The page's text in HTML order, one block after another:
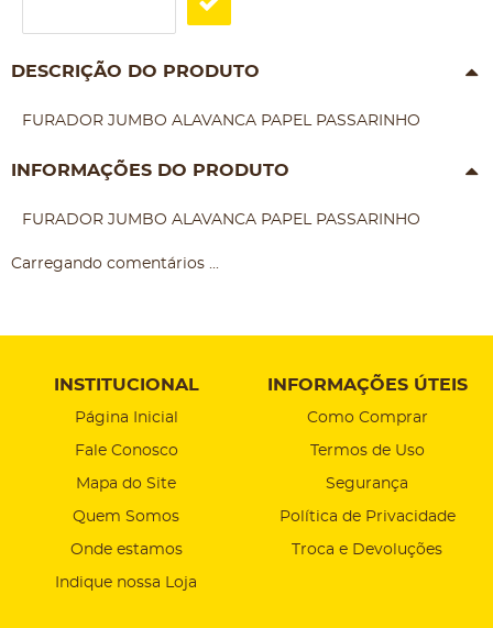
DESCRIÇÃO DO PRODUTO
FURADOR JUMBO ALAVANCA PAPEL PASSARINHO
INFORMAÇÕES DO PRODUTO
FURADOR JUMBO ALAVANCA PAPEL PASSARINHO
Carregando comentários ...
INSTITUCIONAL
Página Inicial
Fale Conosco
Mapa do Site
Quem Somos
Onde estamos
Indique nossa Loja
INFORMAÇÕES ÚTEIS
Como Comprar
Termos de Uso
Segurança
Política de Privacidade
Troca e Devoluções